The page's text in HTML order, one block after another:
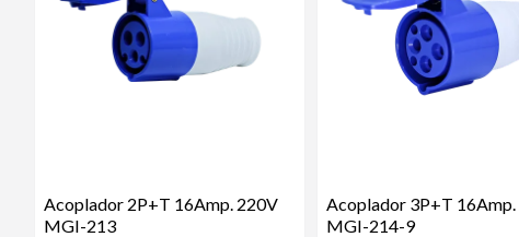
Acoplador 2P+T 16Amp. 220V
MGI-213
Acoplador 3P+T
MGI-214-9